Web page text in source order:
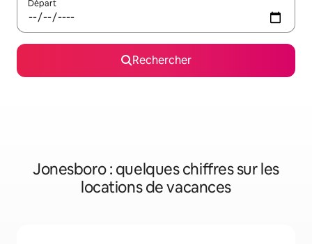
Départ
Rechercher
Jonesboro : quelques chiffres sur les
locations de vacances